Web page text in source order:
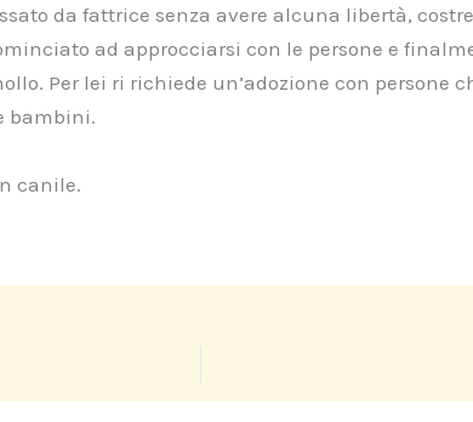
da fattrice senza avere alcuna libertà,
ad approcciarsi con le persone e
Per lei ri richiede un’adozione con persone
bambini.
canile.